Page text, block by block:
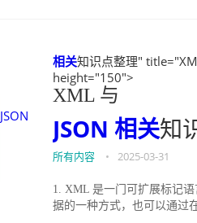
JSON
相关知识点整理"
height="150">
XML 与
JSON 相关知
所有内容 • 2025-03-31
1. XML 是一门可扩展标记语
据的一种方式，也可以通过